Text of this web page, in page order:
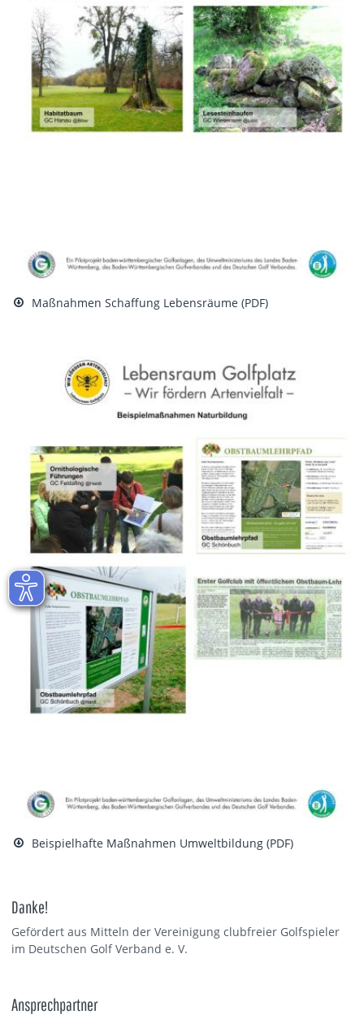
Maßnahmen Schaffung Lebensräume (PDF)
Beispielhafte Maßnahmen Umweltbildung (PDF)
Danke!
Gefördert aus Mitteln der Vereinigung clubfreier Golfspieler
im Deutschen Golf Verband e. V.
Ansprechpartner